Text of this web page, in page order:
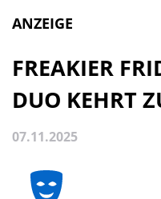
ANZEIGE
FREAKIER
DUO KEHRT
07.11.2025